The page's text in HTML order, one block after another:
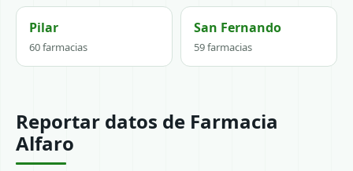
Pilar
60 farmacias
San Fernando
59 farmacias
Reportar datos de Farmacia
Alfaro